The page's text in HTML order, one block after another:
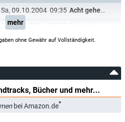
Sa, 09.10.2004 09:35
Acht gehen türmen
Di, 21.09.2004
mehr
ohne Gewähr auf Vollständigkeit.
Bücher und mehr...
bei Amazon.de*